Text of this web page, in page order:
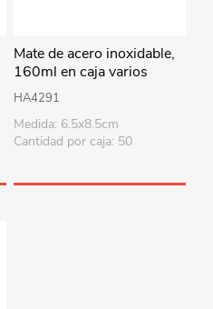
Mate de acero inoxidable,
160ml en caja varios
colores
HA4291
Medida: 6.5x8.5cm
Cantidad por caja: 50